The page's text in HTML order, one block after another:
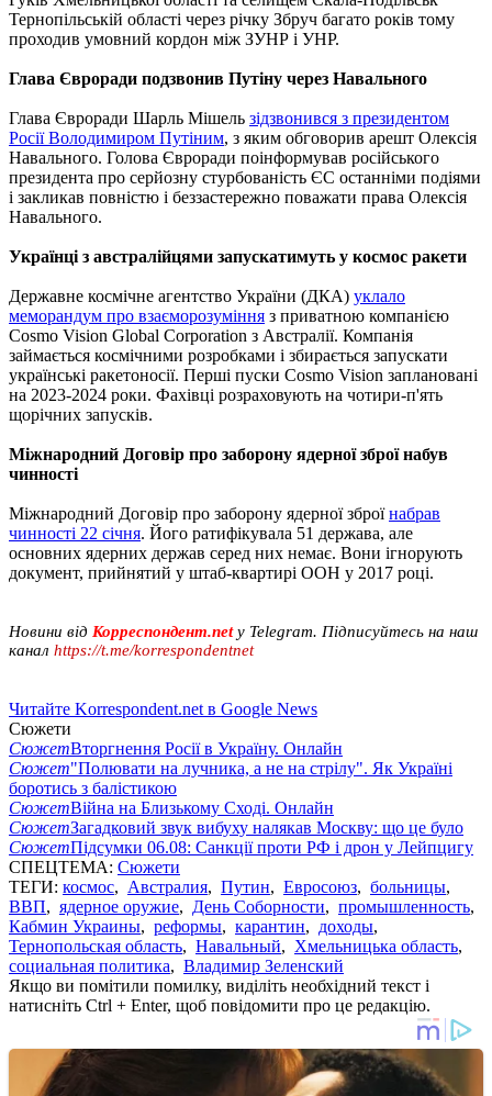
Тернопільській області через річку Збруч багато років тому
проходив умовний кордон між ЗУНР і УНР.
Глава Євроради подзвонив Путіну через Навального
Глава Євроради Шарль Мішель зідзвонився з президентом
Росії Володимиром Путіним, з яким обговорив арешт Олексія
Навального. Голова Євроради поінформував російського
президента про серйозну стурбованість ЄС останніми подіями
і закликав повністю і беззастережно поважати права Олексія
Навального.
Українці з австралійцями запускатимуть у космос ракети
Державне космічне агентство України (ДКА) уклало
меморандум про взаєморозуміння з приватною компанією
Cosmo Vision Global Corporation з Австралії. Компанія
займається космічними розробками і збирається запускати
українські ракетоносії. Перші пуски Cosmo Vision заплановані
на 2023-2024 роки. Фахівці розраховують на чотири-п'ять
щорічних запусків.
Міжнародний Договір про заборону ядерної зброї набув
чинності
Міжнародний Договір про заборону ядерної зброїнабрав
чинності 22 січня. Його ратифікувала 51 держава, але
основних ядерних держав серед них немає. Вони ігнорують
документ, прийнятий у штаб-квартирі ООН у 2017 році.
Новини від Корреспондент.netу Telegram. Підписуйтесь на наш
канал https://t.me/korrespondentnet
Читайте Korrespondent.net в Google News
Сюжети
СюжетВторгнення Росії в Україну. Онлайн
Сюжет"Полювати на лучника, а не на стрілу". Як Україні
боротись з балістикою
СюжетВійна на Близькому Сході. Онлайн
СюжетЗагадковий звук вибуху налякав Москву: що це було
СюжетПідсумки 06.08: Санкції проти РФ і дрон у Лейпцигу
СПЕЦТЕМА: Сюжети
ТЕГИ: космос, Австралия, Путин, Евросоюз, больницы,
ВВП, ядерное оружие, День Соборности, промышленность,
Кабмин Украины, реформы, карантин, доходы,
Тернопольская область, Навальный, Хмельницька область,
социальная политика, Владимир Зеленский
Якщо ви помітили помилку, виділіть необхідний текст і
натисніть Ctrl + Enter, щоб повідомити про це редакцію.